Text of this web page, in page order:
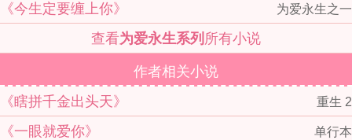
为爱永生之一
《今生定要缠上你》
查看为爱永生系列 所有小说
作者相关小说
重生 2
《瞎拼千金出头天》
单行本
《一眼就爱你》